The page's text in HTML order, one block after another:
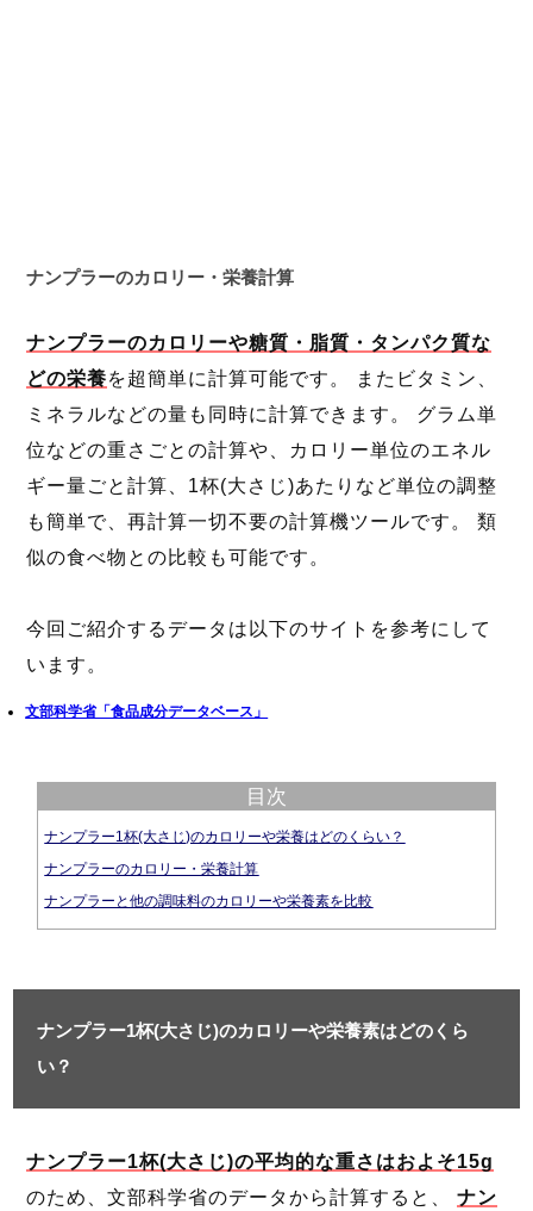
ナンプラーのカロリー・栄養計算
ナンプラーのカロリーや糖質・脂質・タンパク質な
どの栄養を超簡単に計算可能です。 またビタミン、
ミネラルなどの量も同時に計算できます。 グラム単
位などの重さごとの計算や、カロリー単位のエネル
ギー量ごと計算、1杯(大さじ)あたりなど単位の調整
も簡単で、再計算一切不要の計算機ツールです。 類
似の食べ物との比較も可能です。
今回ご紹介するデータは以下のサイトを参考にして
います。
文部科学省「食品成分データベース」
目次
ナンプラー1杯(大さじ)のカロリーや栄養はどのくらい？
ナンプラーのカロリー・栄養計算
ナンプラーと他の調味料のカロリーや栄養素を比較
ナンプラー1杯(大さじ)のカロリーや栄養素はどのくら
い？
ナンプラー1杯(大さじ)の平均的な重さはおよそ15g
のため、文部科学省のデータから計算すると、 ナン